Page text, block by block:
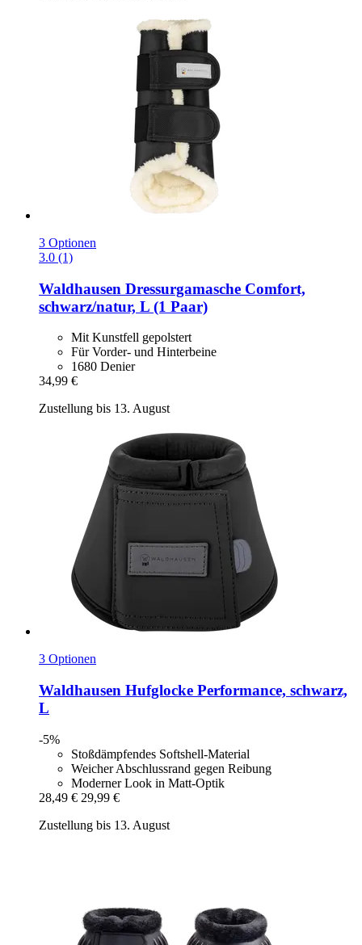
3 Optionen
3.0 (1)
Waldhausen Dressurgamasche Comfort,
schwarz/natur, L (1 Paar)
Mit Kunstfell gepolstert
Für Vorder- und Hinterbeine
1680 Denier
34,99 €
Zustellung bis 13. August
3 Optionen
Waldhausen Hufglocke Performance, schwarz,
L
-5%
Stoßdämpfendes Softshell-Material
Weicher Abschlussrand gegen Reibung
Moderner Look in Matt-Optik
28,49 € 29,99 €
Zustellung bis 13. August